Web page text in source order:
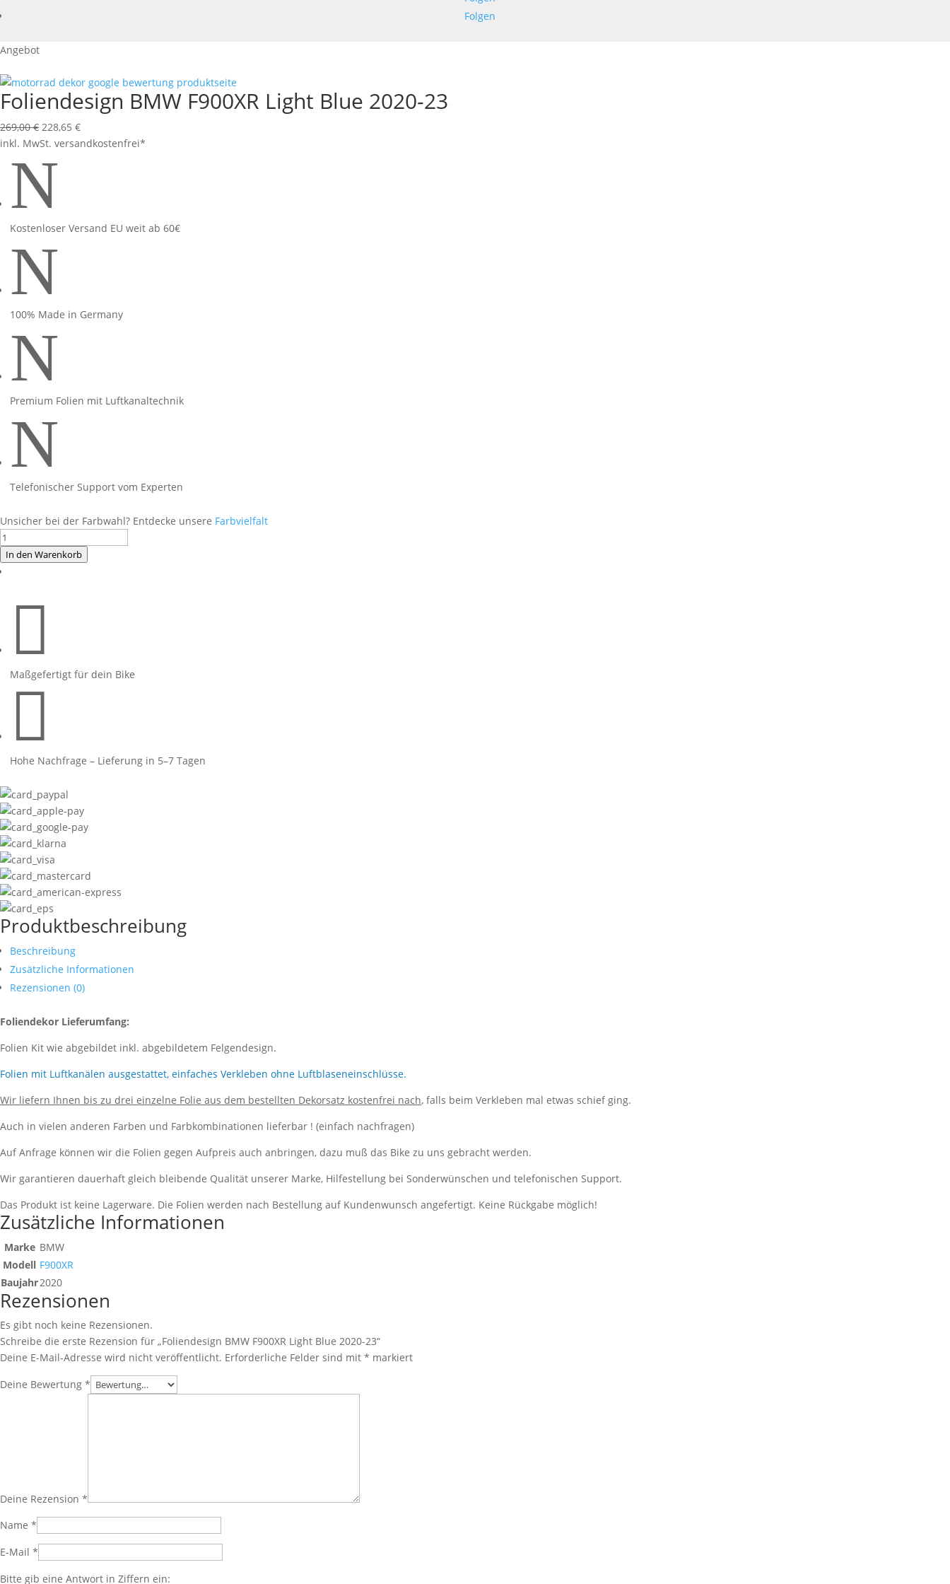
Folgen
Angebot
Foliendesign BMW F900XR Light Blue 2020-23
269,00€ Ursprünglicher
Preis
228,65 €Aktueller
Preis
inkl. MwSt. versandkostenfrei*
N
Kostenloser Versand EU weit ab 60€
N
100% Made in Germany
N
Premium Folien mit Luftkanaltechnik
N
Telefonischer Support vom Experten
Unsicher bei der Farbwahl? Entdecke unsere Farbvielfalt
Foliendesign
BMW
F900XR
Menge
In den Warenkorb

Maßgefertigt für dein Bike

Hohe Nachfrage – Lieferung in 5–7 Tagen
Produktbeschreibung
Beschreibung
Zusätzliche Informationen
Rezensionen (0)
Foliendekor Lieferumfang:
Folien Kit wie abgebildet inkl. abgebildetem Felgendesign.
Folien mit Luftkanälen ausgestattet, einfaches Verkleben ohne Luftblaseneinschlüsse.
Wir liefern Ihnen bis zu drei einzelne Folie aus dem bestellten Dekorsatz kostenfrei nach, falls beim Verkleben mal etwas schief ging.
Auch in vielen anderen Farben und Farbkombinationen lieferbar ! (einfach nachfragen)
Auf Anfrage können wir die Folien gegen Aufpreis auch anbringen, dazu muß das Bike zu uns gebracht werden.
Wir garantieren dauerhaft gleich bleibende Qualität unserer Marke, Hilfestellung bei Sonderwünschen und telefonischen Support.
Das Produkt ist keine Lagerware. Die Folien werden nach Bestellung auf Kundenwunsch angefertigt. Keine Rückgabe möglich!
Zusätzliche Informationen
Marke BMW
Modell F900XR
Baujahr2020
Rezensionen
Es gibt noch keine Rezensionen.
Schreibe die erste Rezension für „Foliendesign BMW F900XR Light Blue 2020-23“
Deine E-Mail-Adresse wird nicht veröffentlicht. Erforderliche Felder sind mit * markiert
Deine Bewertung *
Deine Rezension *
Name *
E-Mail *
Bitte gib eine Antwort in Ziffern ein: